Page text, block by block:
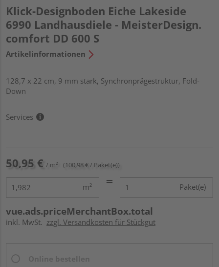
Klick-Designboden Eiche Lakeside
6990 Landhausdiele - MeisterDesign.
comfort DD 600 S
Artikelinformationen
128,7 x 22 cm, 9 mm stark, Synchronprägestruktur, Fold-
Down
Services
50,95 € / m² (100,98 € / Paket(e))
m² Paket(e)
vue.ads.priceMerchantBox.total
inkl. MwSt. zzgl. Versandkosten für Stückgut